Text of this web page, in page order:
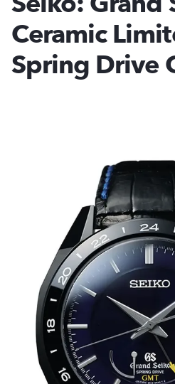
Ceramic
Spring Drive